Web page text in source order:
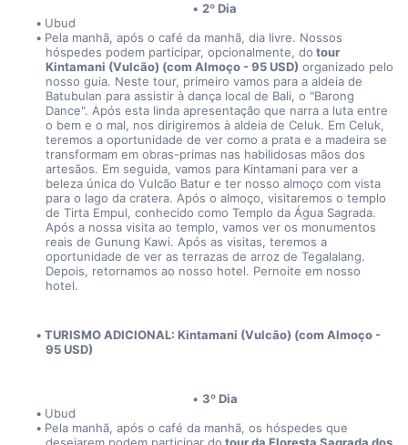
2º Dia
Ubud
Pela manhã, após o café da manhã, dia livre. Nossos
hóspedes podem participar, opcionalmente, do tour
Kintamani (Vulcão) (com Almoço - 95 USD) organizado pelo
nosso guia. Neste tour, primeiro vamos para a aldeia de
Batubulan para assistir à dança local de Bali, o "Barong
Dance". Após esta linda apresentação que narra a luta entre
o bem e o mal, nos dirigiremos à aldeia de Celuk. Em Celuk,
teremos a oportunidade de ver como a prata e a madeira se
transformam em obras-primas nas habilidosas mãos dos
artesãos. Em seguida, vamos para Kintamani para ver a
beleza única do Vulcão Batur e ter nosso almoço com vista
para o lago da cratera. Após o almoço, visitaremos o templo
de Tirta Empul, conhecido como Templo da Água Sagrada.
Após a nossa visita ao templo, vamos ver os monumentos
reais de Gunung Kawi. Após as visitas, teremos a
oportunidade de ver as terrazas de arroz de Tegalalang.
Depois, retornamos ao nosso hotel. Pernoite em nosso
hotel.
TURISMO ADICIONAL: Kintamani (Vulcão) (com Almoço -
95 USD)
3º Dia
Ubud
Pela manhã, após o café da manhã, os hóspedes que